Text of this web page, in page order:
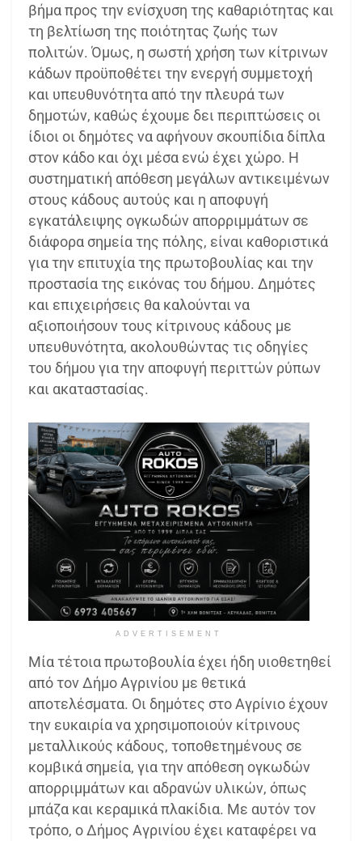
βήμα προς την ενίσχυση της καθαριότητας και
τη βελτίωση της ποιότητας ζωής των
πολιτών. Όμως, η σωστή χρήση των κίτρινων
κάδων προϋποθέτει την ενεργή συμμετοχή
και υπευθυνότητα από την πλευρά των
δημοτών, καθώς έχουμε δει περιπτώσεις οι
ίδιοι οι δημότες να αφήνουν σκουπίδια δίπλα
στον κάδο και όχι μέσα ενώ έχει χώρο. Η
συστηματική απόθεση μεγάλων αντικειμένων
στους κάδους αυτούς και η αποφυγή
εγκατάλειψης ογκωδών απορριμμάτων σε
διάφορα σημεία της πόλης, είναι καθοριστικά
για την επιτυχία της πρωτοβουλίας και την
προστασία της εικόνας του δήμου. Δημότες
και επιχειρήσεις θα καλούνται να
αξιοποιήσουν τους κίτρινους κάδους με
υπευθυνότητα, ακολουθώντας τις οδηγίες
του δήμου για την αποφυγή περιττών ρύπων
και ακαταστασίας.
ADVERTISEMENT
Μία τέτοια πρωτοβουλία έχει ήδη υιοθετηθεί
από τον Δήμο Αγρινίου με θετικά
αποτελέσματα. Οι δημότες στο Αγρίνιο έχουν
την ευκαιρία να χρησιμοποιούν κίτρινους
μεταλλικούς κάδους, τοποθετημένους σε
κομβικά σημεία, για την απόθεση ογκωδών
απορριμμάτων και αδρανών υλικών, όπως
μπάζα και κεραμικά πλακίδια. Με αυτόν τον
τρόπο, ο Δήμος Αγρινίου έχει καταφέρει να